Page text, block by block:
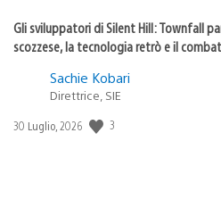
Gli sviluppatori di Silent Hill: Townfall
scozzese, la tecnologia retrò e il
Sachie Kobari
Direttrice, SIE
Data
30 Luglio, 2026 3